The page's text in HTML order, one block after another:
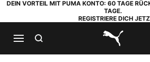
DEIN VORTEIL MIT PUMA KONTO: 60 TAGE
TAGE.
REGISTRIERE DICH
PUMA.com